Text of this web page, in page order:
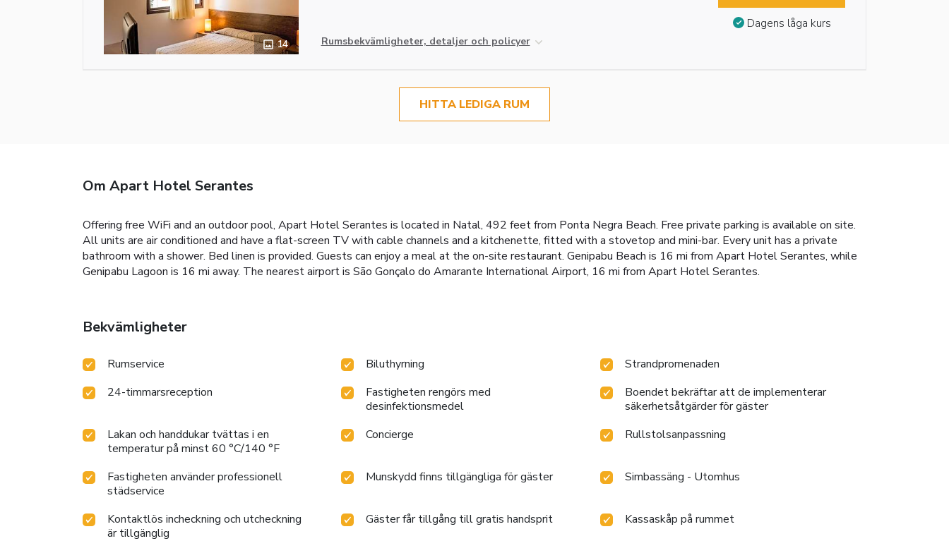
14 Rumsbekvämligheter, detaljer och policyer
Dagens låga kurs
HITTA LEDIGA RUM
Om Apart Hotel Serantes
Offering free WiFi and an outdoor pool, Apart Hotel Serantes is located in Natal, 492 feet from Ponta Negra Beach. Free private parking is available on site.
All units are air conditioned and have a flat-screen TV with cable channels and a kitchenette, fitted with a stovetop and mini-bar. Every unit has a private
bathroom with a shower. Bed linen is provided. Guests can enjoy a meal at the on-site restaurant. Genipabu Beach is 16 mi from Apart Hotel Serantes, while
Genipabu Lagoon is 16 mi away. The nearest airport is São Gonçalo do Amarante International Airport, 16 mi from Apart Hotel Serantes.
Bekvämligheter
Rumservice Biluthyrning
Strandpromenaden
24-timmarsreception
Fastigheten rengörs med
desinfektionsmedel
Boendet bekräftar att de implementerar
säkerhetsåtgärder för gäster
Lakan och handdukar tvättas i en
temperatur på minst 60 °C/140 °F
Concierge Rullstolsanpassning
Fastigheten använder professionell
städservice
Munskydd finns tillgängliga för gäster Simbassäng - Utomhus
Kontaktlös incheckning och utcheckning
är tillgänglig
Gäster får tillgång till gratis handsprit Kassaskåp på rummet